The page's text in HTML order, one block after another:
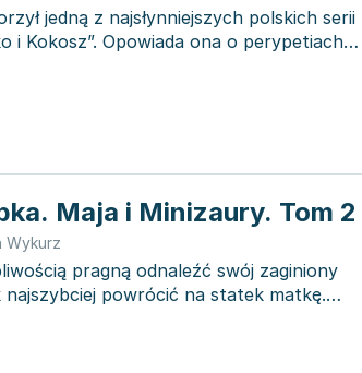
jedną z najsłynniejszych polskich serii
i Kokosz”. Opowiada ona o perypetiach
Maja i Minizaury. Tom 2
Wykurz
pragną odnaleźć swój zaginiony
najszybciej powrócić na statek matkę.